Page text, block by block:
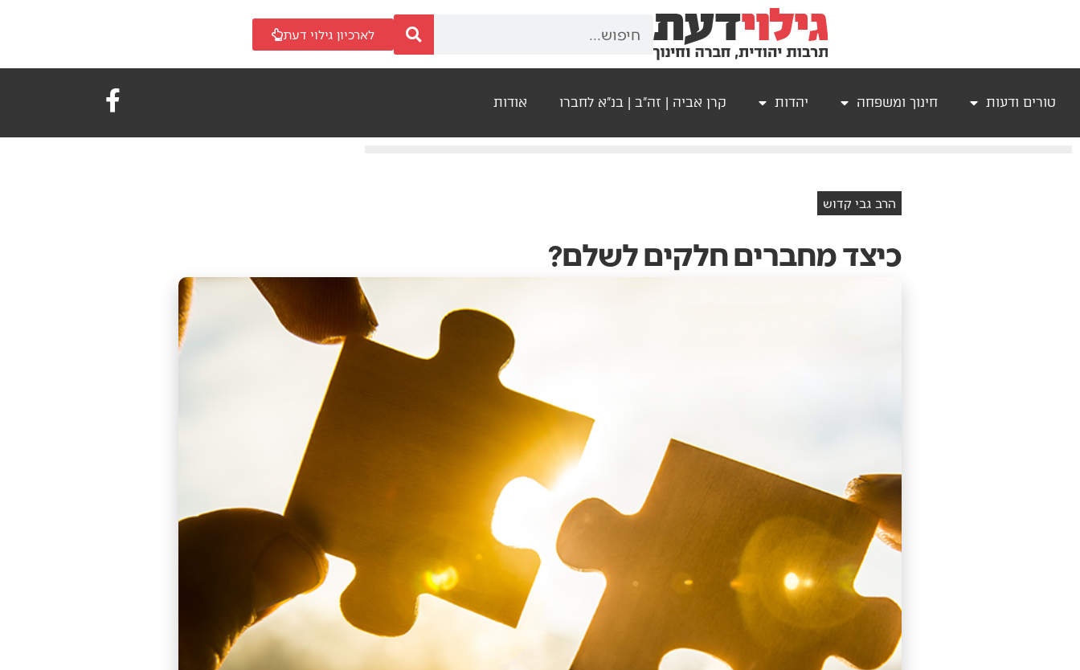
לארכיון גילוי דעת
טורים ודעות חינוך ומשפחה יהדות קרן אביה | זה"ב | בנ"א לחברו אודות
הרב גבי קדוש
כיצד‭ ‬מחברים‭ ‬חלקים‭ ‬לשלם‭?‬